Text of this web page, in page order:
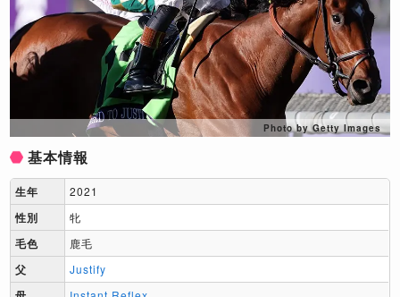
Photo by Getty Images
基本情報
生年 2021
性別 牝
毛色 鹿毛
父 Justify